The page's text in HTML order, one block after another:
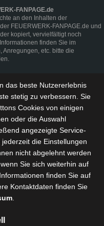
FANPAGE.de
an den Inhalten der
FEUERWERK-FANPAGE.de und
kopiert, vervielfältigt noch
finden Sie im
Anregungen, etc. bitte die
das beste Nutzererlebnis
stetig zu verbessern . Sie
Cookies von einigen
oder die Auswahl
angezeigte Service-
die Einstellungen
nicht abgelehnt werden
Sie sich weiterhin auf
finden Sie auf
Kontaktdaten finden Sie
.